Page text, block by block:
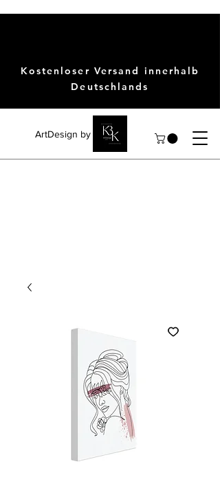
ArtDesign by KBK
Kostenloser Versand innerhalb
Deutschlands